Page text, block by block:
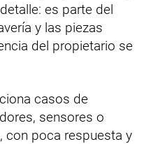
es parte del
y las piezas
del propietario se
casos de
sensores o
poca respuesta y